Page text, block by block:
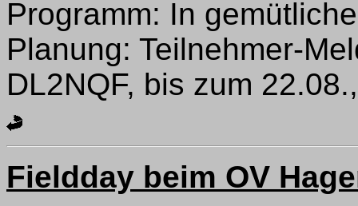
Programm: In
Planung: Teilnehmer-
DL2NQF, bis zum 22.08.,
Fieldday beim OV